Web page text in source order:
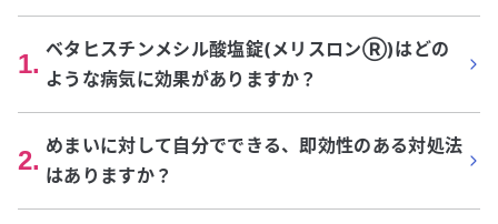
1. ベタヒスチンメシル酸塩錠(メリスロンⓇ)はどの
ような病気に効果がありますか？
2. めまいに対して自分でできる、即効性のある対処法
はありますか？